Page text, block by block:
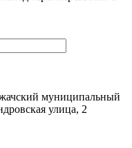
муниципальный
улица, 2